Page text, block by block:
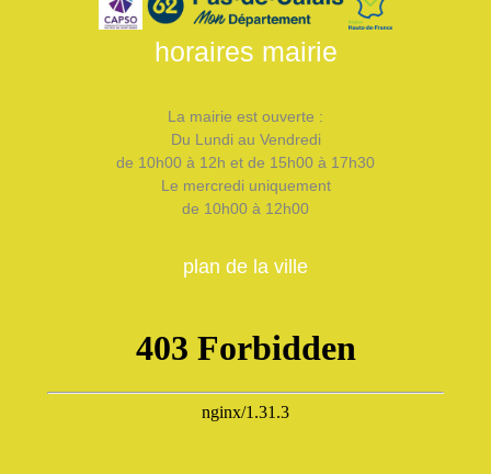
horaires mairie
La mairie est ouverte :
Du Lundi au Vendredi
de 10h00 à 12h et de 15h00 à 17h30
Le mercredi uniquement
de 10h00 à 12h00
plan de la ville